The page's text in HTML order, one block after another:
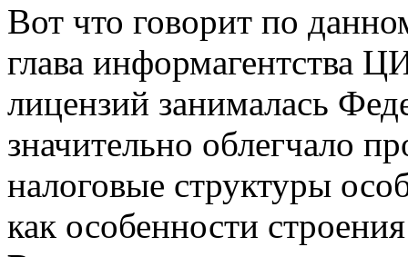
Вот что говорит по
глава информагентства
лицензий занималась
значительно облегчало
налоговые структуры
как особенности